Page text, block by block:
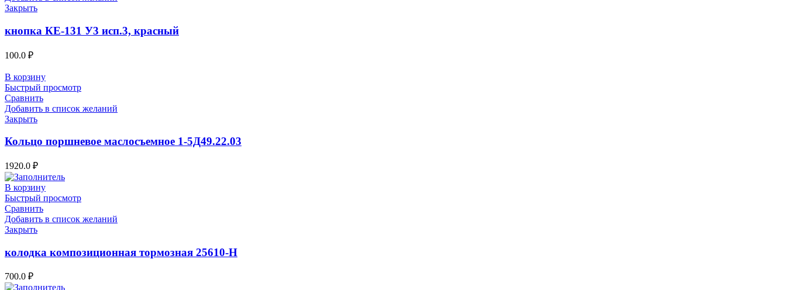
Закрыть
кнопка КЕ-131 У3 исп.3, красный
100.0 ₽
В корзину
Быстрый просмотр
Сравнить
Добавить в список желаний
Закрыть
Кольцо поршневое маслосъемное 1-5Д49.22.03
1920.0 ₽
В корзину
Быстрый просмотр
Сравнить
Добавить в список желаний
Закрыть
колодка композиционная тормозная 25610-Н
700.0 ₽